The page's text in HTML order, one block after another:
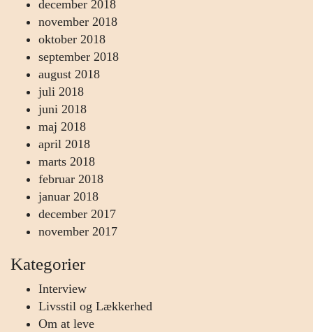
december 2018
november 2018
oktober 2018
september 2018
august 2018
juli 2018
juni 2018
maj 2018
april 2018
marts 2018
februar 2018
januar 2018
december 2017
november 2017
Kategorier
Interview
Livsstil og Lækkerhed
Om at leve